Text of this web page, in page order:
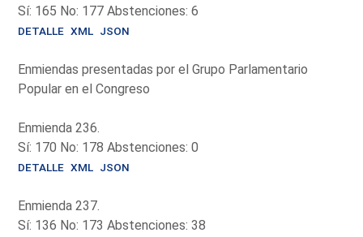
Sí: 165 No: 177 Abstenciones: 6
DETALLE XML JSON
Enmiendas presentadas por el Grupo Parlamentario
Popular en el Congreso
Enmienda 236.
Sí: 170 No: 178 Abstenciones: 0
DETALLE XML JSON
Enmienda 237.
Sí: 136 No: 173 Abstenciones: 38